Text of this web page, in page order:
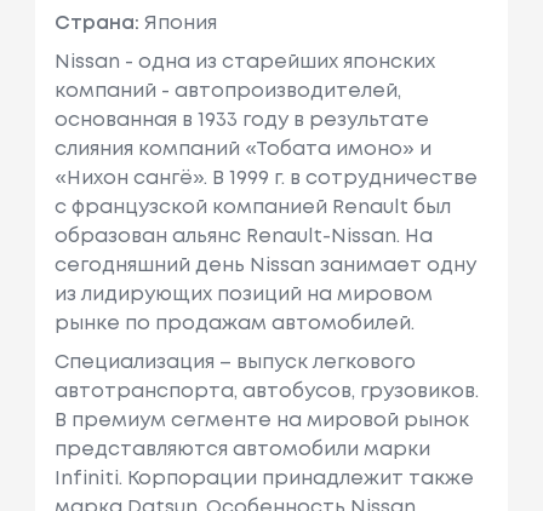
Страна: Япония
Nissan - одна из старейших японских
компаний - автопроизводителей,
основанная в 1933 году в результате
слияния компаний «Тобата имоно» и
«Нихон сангё». В 1999 г. в сотрудничестве
с французcкой компанией Renault был
образован альянс Renault-Nissan. На
сегодняшний день Nissan занимает одну
из лидирующих позиций на мировом
рынке по продажам автомобилей.
Специализация – выпуск легкового
автотранспорта, автобусов, грузовиков.
В премиум сегменте на мировой рынок
представляются автомобили марки
Infiniti. Корпорации принадлежит также